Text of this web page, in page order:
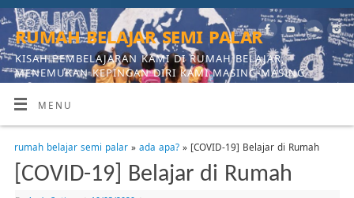
rumah belajar semi palar
KISAH PEMBELAJARAN KAMI DI RUMAH BELAJAR,
MENEMUKAN KEPINGAN DIRI KAMI MASING-MASING
MENU
rumah belajar semi palar» ada apa?» [COVID-19] Belajar di Rumah
[COVID-19] Belajar di Rumah